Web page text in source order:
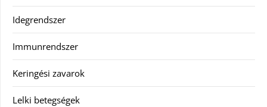
Idegrendszer
Immunrendszer
Keringési zavarok
Lelki betegségek